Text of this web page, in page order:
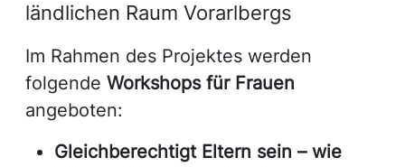
ländlichen Raum Vorarlbergs
Im Rahmen des Projektes werden
folgende Workshops für Frauen
angeboten:
Gleichberechtigt Eltern sein – wie